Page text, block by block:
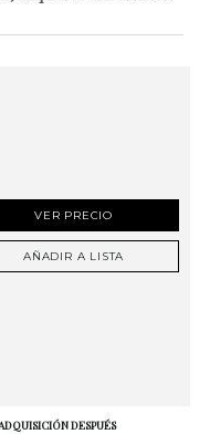
VER PRECIO
AÑADIR A LISTA
DESPUÉS